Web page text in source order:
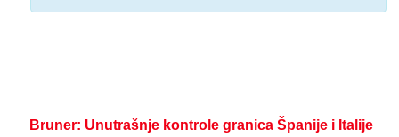
Bruner: Unutrašnje kontrole granica Španije i Italije